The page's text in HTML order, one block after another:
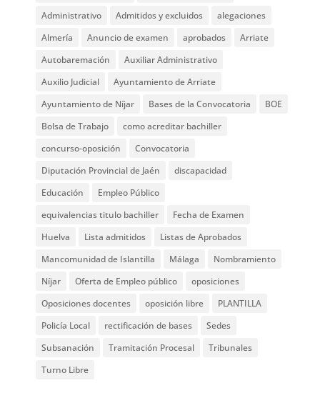
Administrativo
Admitidos y excluidos
alegaciones
Almería
Anuncio de examen aprobados
Arriate
Autobaremación
Auxiliar Administrativo
Auxilio Judicial
Ayuntamiento de Arriate
Ayuntamiento de Níjar
Bases de la Convocatoria
BOE
Bolsa de Trabajo
como acreditar bachiller
concurso-oposición
Convocatoria
Diputación Provincial de Jaén
discapacidad
Educación
Empleo Público
equivalencias titulo bachiller
Fecha de Examen
Huelva
Lista admitidos
Listas de Aprobados
Mancomunidad de Islantilla
Málaga
Nombramiento
Níjar
Oferta de Empleo público
oposiciones
Oposiciones docentes
oposición libre
PLANTILLA
Policía Local
rectificación de bases
Sedes
Subsanación
Tramitación Procesal
Tribunales
Turno Libre